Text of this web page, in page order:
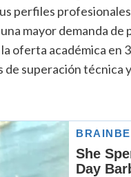
perfiles
mayor demanda
oferta académica en
superación técnica